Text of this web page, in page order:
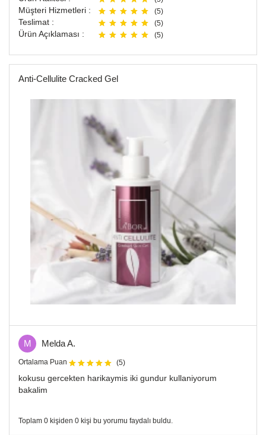
Müşteri Hizmetleri : (5)
Teslimat : (5)
Ürün Açıklaması : (5)
Anti-Cellulite Cracked Gel
M Melda A.
Ortalama Puan (5)
kokusu gercekten harikaymis iki gundur kullaniyorum
bakalim
Toplam 0 kişiden 0 kişi bu yorumu faydalı buldu.